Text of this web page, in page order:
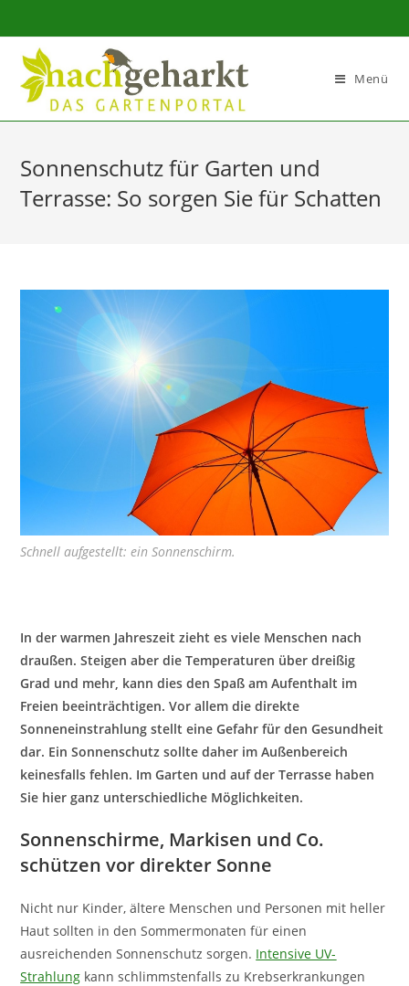
Sidebar-
Inhalt
Menü
Sonnenschutz für Garten und
Terrasse: So sorgen Sie für Schatten
Schnell aufgestellt: ein Sonnenschirm.
In der warmen Jahreszeit zieht es viele Menschen nach
draußen. Steigen aber die Temperaturen über dreißig
Grad und mehr, kann dies den Spaß am Aufenthalt im
Freien beeinträchtigen. Vor allem die direkte
Sonneneinstrahlung stellt eine Gefahr für den Gesundheit
dar. Ein Sonnenschutz sollte daher im Außenbereich
keinesfalls fehlen. Im Garten und auf der Terrasse haben
Sie hier ganz unterschiedliche Möglichkeiten.
Sonnenschirme, Markisen und Co.
schützen vor direkter Sonne
Nicht nur Kinder, ältere Menschen und Personen mit heller
Haut sollten in den Sommermonaten für einen
ausreichenden Sonnenschutz sorgen. Intensive UV-
Strahlung kann schlimmstenfalls zu Krebserkrankungen